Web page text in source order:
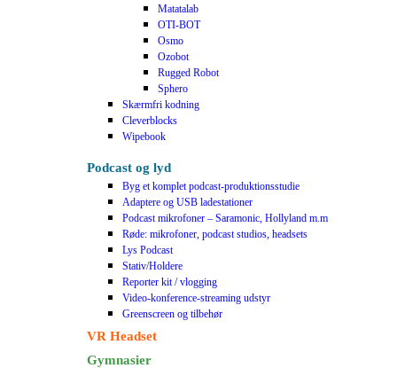
Matatalab
OTI-BOT
Osmo
Ozobot
Rugged Robot
Sphero
Skærmfri kodning
Cleverblocks
Wipebook
Podcast og lyd
Byg et komplet podcast-produktionsstudie
Adaptere og USB ladestationer
Podcast mikrofoner – Saramonic, Hollyland m.m
Røde: mikrofoner, podcast studios, headsets
Lys Podcast
Stativ/Holdere
Reporter kit / vlogging
Video-konference-streaming udstyr
Greenscreen og tilbehør
VR Headset
Gymnasier